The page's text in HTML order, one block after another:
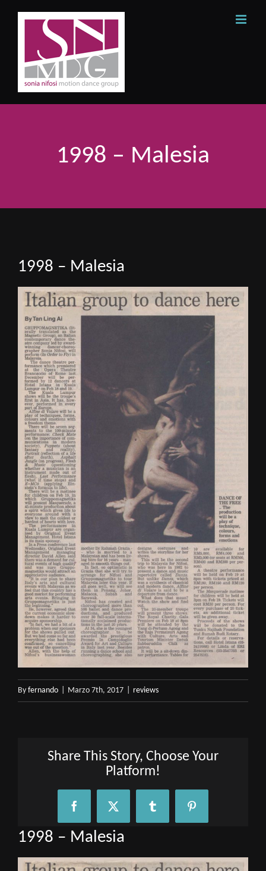
1998 – Malesia
1998 – Malesia
By fernando Marzo 7th, 2017 reviews
Share This Story, Choose Your
Platform!
FacebookX Tumblr Pinterest
1998 – Malesia